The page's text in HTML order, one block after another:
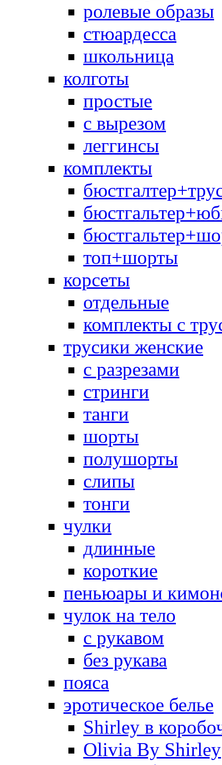
ролевые образы
стюардесса
школьница
колготы
простые
с вырезом
леггинсы
комплекты
топ+шорты
корсеты
отдельные
комплекты с
трусики женские
с разрезами
стринги
танги
шорты
полушорты
слипы
тонги
чулки
длинные
короткие
пеньюары и
чулок на тело
с рукавом
без рукава
пояса
эротическое белье
Shirley в
Olivia By Shirley